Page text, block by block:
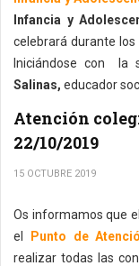
Infancia y
celebrará durante
Iniciándose con la
Salinas, educador
Atención
22/10/2019
15 OCTUBRE 2019
Os informamos que el
el
Punto de
realizar todas las